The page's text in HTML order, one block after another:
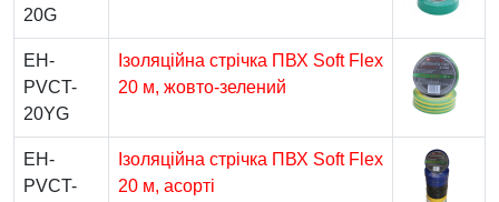
20G
EH-
PVCT-
20YG
Ізоляційна стрічка ПВХ Soft Flex
20 м, жовто-зелений
EH-
PVCT-
Ізоляційна стрічка ПВХ Soft Flex
20 м, асорті